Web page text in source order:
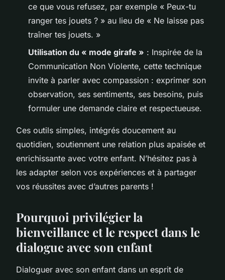
ce que vous refusez, par exemple « Peux-tu
ranger tes jouets ? » au lieu de « Ne laisse pas
traîner tes jouets. »
Utilisation du « mode girafe » : Inspirée de la
Communication Non Violente, cette technique
invite à parler avec compassion : exprimer son
observation, ses sentiments, ses besoins, puis
formuler une demande claire et respectueuse.
Ces outils simples, intégrés doucement au
quotidien, soutiennent une relation plus apaisée et
enrichissante avec votre enfant. N’hésitez pas à
les adapter selon vos expériences et à partager
vos réussites avec d’autres parents !
Pourquoi privilégier la
bienveillance et le respect dans le
dialogue avec son enfant
Dialoguer avec son enfant dans un esprit de